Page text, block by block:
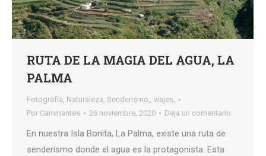
RUTA DE LA MAGIA DEL AGUA, LA
PALMA
Fotografía, Naturaleza, Senderismo,, viajes,
Por Caminantes 26 noviembre, 2020 Deja un comentario
En nuestra Isla Bonita, La Palma, existe una ruta de
senderismo donde el agua es la protagonista. Esta